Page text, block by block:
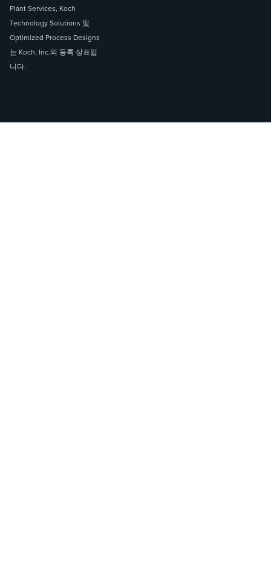
Plant Services, Koch
Technology Solutions 및
Optimized Process Designs
는 Koch, Inc.의 등록 상표입
니다.